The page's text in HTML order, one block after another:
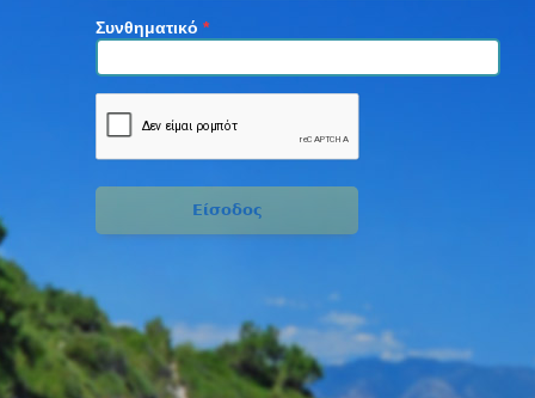
Συνθηματικό *